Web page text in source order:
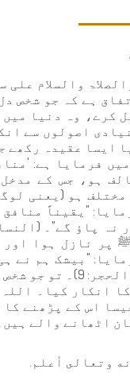
والسلام
ہے کہ جو شخص
کرے، وہ دنیا
اصولوں سے
ایسا عقیدہ
فرمایا ہے:
ہو، جس کے
مختلف ہو (یعنی
"یقیناً
پر نازل ہوا اور
"بیشک ہم نے
ہیں۔" (سورۃ
انکار کیا۔
اس کے پڑھنے
اٹھانے والے ہیں۔"
وتعالى أعلم.